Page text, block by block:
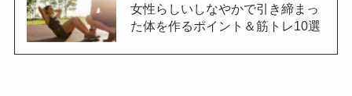
女性らしいしなやかで引き締まっ
た体を作るポイント＆筋トレ10選